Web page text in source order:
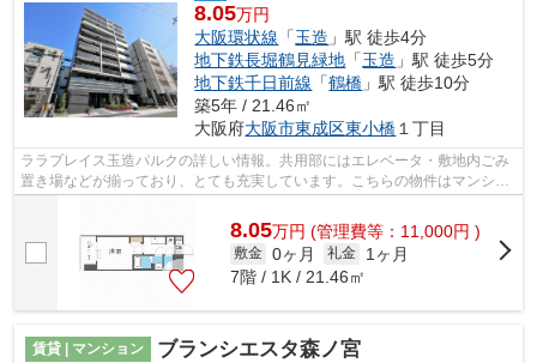
8.05万円
大阪環状線 「玉造 」駅 徒歩4分
地下鉄長堀鶴見緑地 「玉造 」駅 徒歩5分
地下鉄千日前線 「鶴橋 」駅 徒歩10分
築5年 / 21.46㎡
大阪府大阪市東成区東小橋１丁目
ララプレイス玉造パルクの詳しい情報。共用部にはエレベータ・敷地内ごみ
置き場などが揃っており、とても充実しています。こちらの物件はマンショ
8.05万円 (管理費等：11,000円 )
敷金 0ヶ月 礼金
1ヶ月
7階 / 1K / 21.46㎡
賃貸 | マンション ブランシエスタ森ノ宮